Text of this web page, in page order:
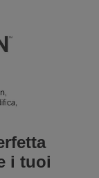
i tuoi